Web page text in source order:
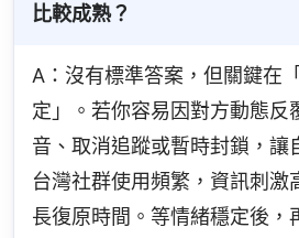
比較成熟？
A：沒有標準答案，但關鍵在
定」。若你容易因對方動態反
音、取消追蹤或暫時封鎖，讓
台灣社群使用頻繁，資訊刺激
長復原時間。等情緒穩定後，